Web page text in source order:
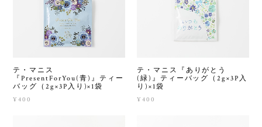
テ・マニス
『PresentForYou(青)』ティー
バッグ（2g×3P入り)×1袋
¥400
テ・マニス『ありがとう
(緑)』ティーバッグ（2g×3P入
り)×1袋
¥400